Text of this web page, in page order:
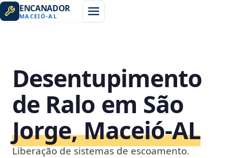
ENCANADOR
MACEIÓ-AL
Desentupimento
de Ralo em São
Jorge, Maceió‑AL
Liberação de sistemas de escoamento.